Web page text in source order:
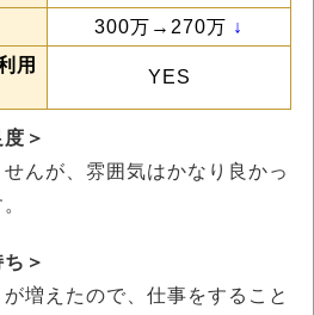
300万→270万 ↓
用
YES
＞
んが、雰囲気はかなり良かっ
＞
増えたので、仕事をすること